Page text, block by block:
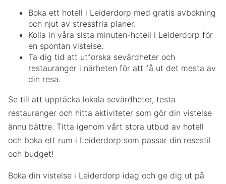
Boka ett hotell i Leiderdorp med gratis avbokning
och njut av stressfria planer.
Kolla in våra sista minuten-hotell i Leiderdorp för
en spontan vistelse.
Ta dig tid att utforska sevärdheter och
restauranger i närheten för att få ut det mesta av
din resa.
Se till att upptäcka lokala sevärdheter, testa
restauranger och hitta aktiviteter som gör din vistelse
ännu bättre. Titta igenom vårt stora utbud av hotell
och boka ett rum i Leiderdorp som passar din resestil
och budget!
Boka din vistelse i Leiderdorp idag och ge dig ut på